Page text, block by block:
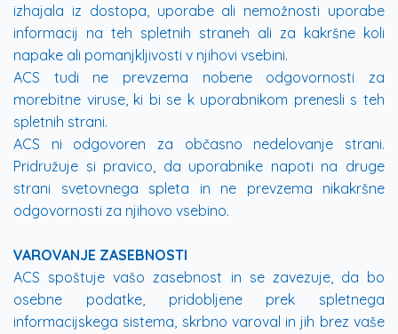
izhajala iz dostopa, uporabe ali nemožnosti uporabe
informacij na teh spletnih straneh ali za kakršne koli
napake ali pomanjkljivosti v njihovi vsebini.
ACS tudi ne prevzema nobene odgovornosti za
morebitne viruse, ki bi se k uporabnikom prenesli s teh
spletnih strani.
ACS ni odgovoren za občasno nedelovanje strani.
Pridružuje si pravico, da uporabnike napoti na druge
strani svetovnega spleta in ne prevzema nikakršne
odgovornosti za njihovo vsebino.
VAROVANJE ZASEBNOSTI
ACS spoštuje vašo zasebnost in se zavezuje, da bo
osebne podatke, pridobljene prek spletnega
informacijskega sistema, skrbno varoval in jih brez vaše